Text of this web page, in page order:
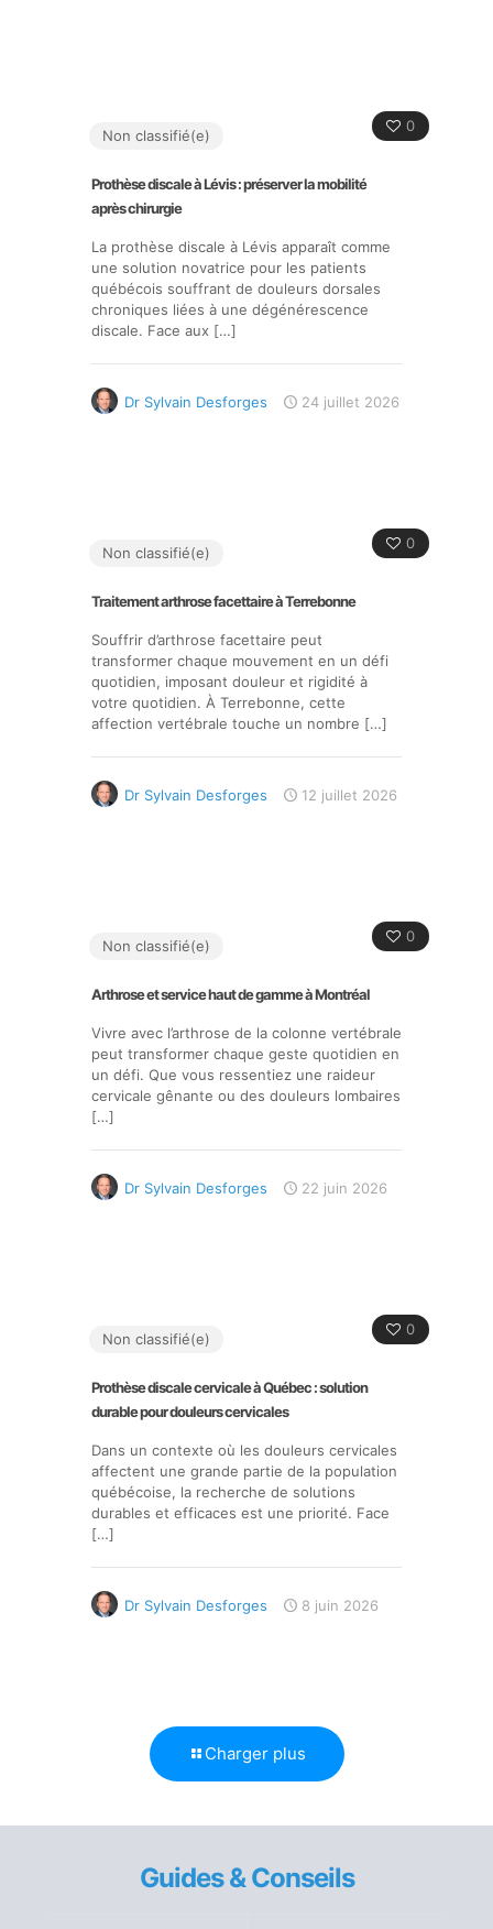
0
Non classifié(e)
Prothèse discale à Lévis : préserver la mobilité
après chirurgie
La prothèse discale à Lévis apparaît comme
une solution novatrice pour les patients
québécois souffrant de douleurs dorsales
chroniques liées à une dégénérescence
discale. Face aux […]
Dr Sylvain Desforges 24 juillet 2026
0
Non classifié(e)
Traitement arthrose facettaire à Terrebonne
Souffrir d’arthrose facettaire peut
transformer chaque mouvement en un défi
quotidien, imposant douleur et rigidité à
votre quotidien. À Terrebonne, cette
affection vertébrale touche un nombre […]
Dr Sylvain Desforges 12 juillet 2026
0
Non classifié(e)
Arthrose et service haut de gamme à Montréal
Vivre avec l’arthrose de la colonne vertébrale
peut transformer chaque geste quotidien en
un défi. Que vous ressentiez une raideur
cervicale gênante ou des douleurs lombaires
[…]
Dr Sylvain Desforges 22 juin 2026
0
Non classifié(e)
Prothèse discale cervicale à Québec : solution
durable pour douleurs cervicales
Dans un contexte où les douleurs cervicales
affectent une grande partie de la population
québécoise, la recherche de solutions
durables et efficaces est une priorité. Face
[…]
Dr Sylvain Desforges 8 juin 2026
Charger plus
Guides & Conseils